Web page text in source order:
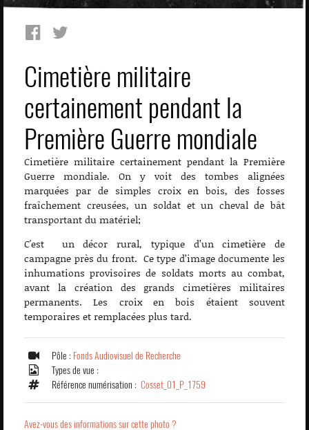
Cimetière militaire
certainement pendant la
Première Guerre mondiale
Cimetière militaire certainement pendant la Première
Guerre mondiale. On y voit des tombes alignées
marquées par de simples croix en bois, des fosses
fraîchement creusées, un soldat et un cheval de bât
transportant du matériel;
C'est un décor rural, typique d’un cimetière de
campagne près du front. Ce type d’image documente les
inhumations provisoires de soldats morts au combat,
avant la création des grands cimetières militaires
permanents. Les croix en bois étaient souvent
temporaires et remplacées plus tard.
Pôle : Fonds Audiovisuel de Recherche
Types de vue :
Référence numérisation : Cosset_01_P_1759
Avez-vous des informations sur cette photo ?